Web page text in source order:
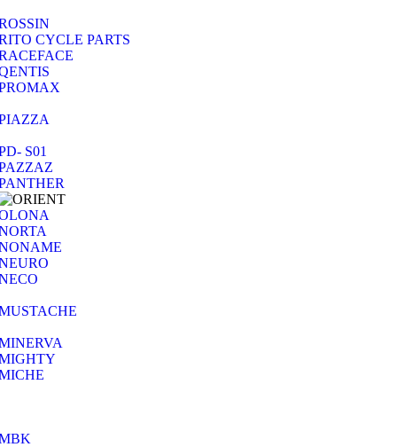
CYCLE PARTS
S01